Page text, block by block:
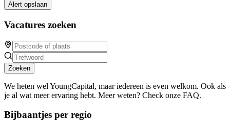
Alert opslaan
Vacatures zoeken
Zoeken
We heten wel YoungCapital, maar iedereen is even welkom. Ook als
je al wat meer ervaring hebt. Meer weten? Check onze FAQ.
Bijbaantjes per regio